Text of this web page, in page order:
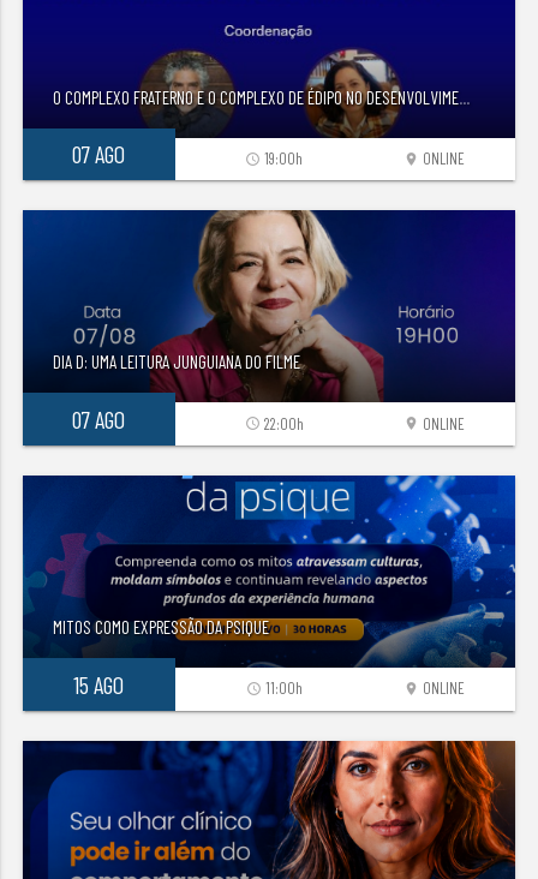
O COMPLEXO FRATERNO E O COMPLEXO DE ÉDIPO NO DESENVOLVIME...
07 AGO location_on ONLINE
access_time 19:00h
DIA D: UMA LEITURA JUNGUIANA DO FILME
07 AGO location_on ONLINE
access_time 22:00h
MITOS COMO EXPRESSÃO DA PSIQUE
15 AGO location_on ONLINE
access_time 11:00h